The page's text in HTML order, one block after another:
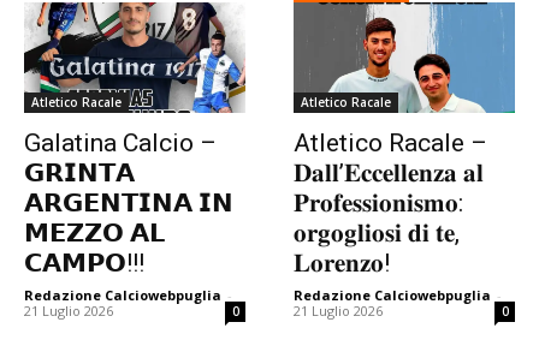
Atletico Racale
Galatina Calcio –
𝗚𝗥𝗜𝗡𝗧𝗔
𝗔𝗥𝗚𝗘𝗡𝗧𝗜𝗡𝗔 𝗜𝗡
𝗠𝗘𝗭𝗭𝗢 𝗔𝗟
𝗖𝗔𝗠𝗣𝗢!!!
Redazione Calciowebpuglia -
21 Luglio 2026
0
Atletico Racale
Atletico Racale –
𝐃𝐚𝐥𝐥’𝐄𝐜𝐜𝐞𝐥𝐥𝐞𝐧𝐳𝐚 𝐚𝐥
𝐏𝐫𝐨𝐟𝐞𝐬𝐬𝐢𝐨𝐧𝐢𝐬𝐦𝐨:
𝐨𝐫𝐠𝐨𝐠𝐥𝐢𝐨𝐬𝐢 𝐝𝐢 𝐭𝐞,
𝐋𝐨𝐫𝐞𝐧𝐳𝐨!
Redazione Calciowebpuglia -
21 Luglio 2026
0